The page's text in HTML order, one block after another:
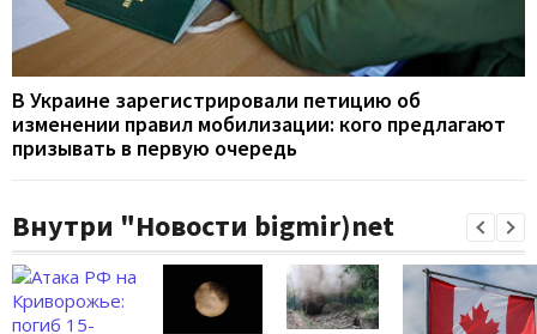
В Украине зарегистрировали петицию об
изменении правил мобилизации: кого предлагают
призывать в первую очередь
Внутри "Новости bigmir)net